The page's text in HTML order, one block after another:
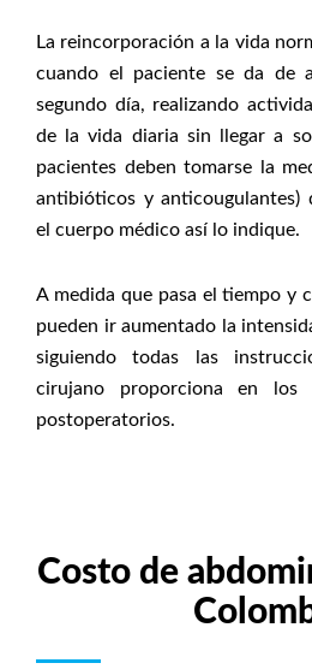
La reincorporación a la vida
cuando el paciente se da de
segundo día, realizando
de la vida diaria sin llegar a
pacientes deben tomarse la
antibióticos y anticougulantes)
el cuerpo médico así lo indique.
A medida que pasa el tiempo y
pueden ir aumentado la
siguiendo todas las
cirujano proporciona en los
postoperatorios.
Costo de